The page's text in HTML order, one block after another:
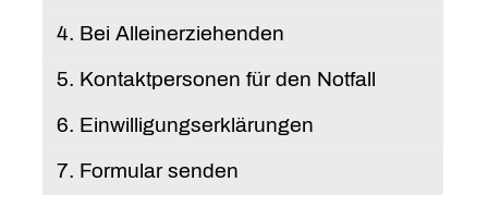
4. Bei Alleinerziehenden
5. Kontaktpersonen für den Notfall
6. Einwilligungserklärungen
7. Formular senden